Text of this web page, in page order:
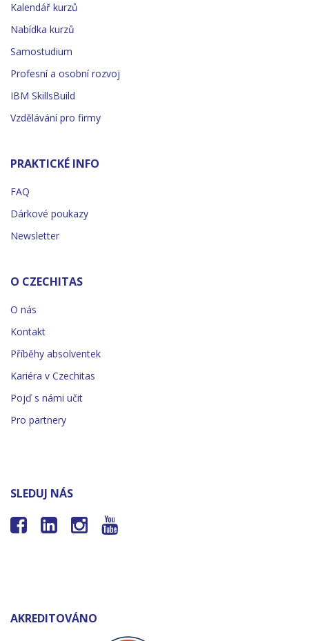
Kalendář kurzů
Nabídka kurzů
Samostudium
Profesní a osobní rozvoj
IBM SkillsBuild
Vzdělávání pro firmy
PRAKTICKÉ INFO
FAQ
Dárkové poukazy
Newsletter
O CZECHITAS
O nás
Kontakt
Příběhy absolventek
Kariéra v Czechitas
Pojď s námi učit
Pro partnery
SLEDUJ NÁS
   
AKREDITOVÁNO